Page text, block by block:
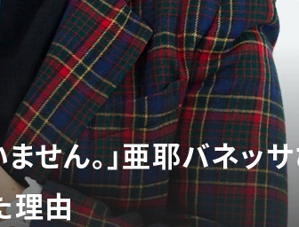
せん。」亜耶バネッ
理由